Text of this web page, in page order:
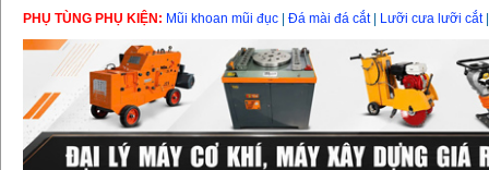
PHỤ TÙNG PHỤ KIỆN: Mũi khoan mũi đục Đá mài đá cắt| Lưỡi cưa lưỡi cắt